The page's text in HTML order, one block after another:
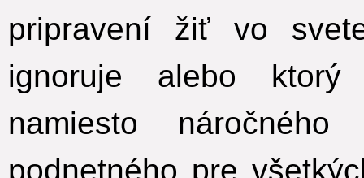
pripravení žiť vo
ignoruje alebo
namiesto
podnetného pre